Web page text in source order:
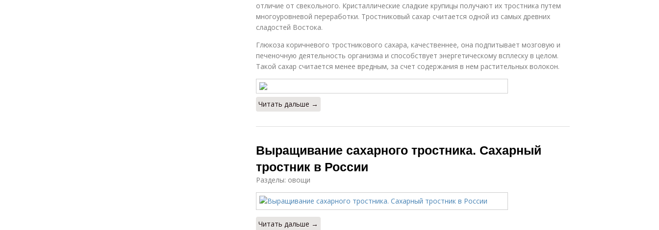
отличие от свекольного. Кристаллические сладкие крупицы получают их тростника путем
многоуровневой переработки. Тростниковый сахар считается одной из самых древних
сладостей Востока.
Глюкоза коричневого тростникового сахара, качественнее, она подпитывает мозговую и
печеночную деятельность организма и способствует энергетическому всплеску в целом.
Такой сахар считается менее вредным, за счет содержания в нем растительных волокон.
Читать дальше →
Выращивание сахарного тростника. Сахарный
тростник в России
Разделы: овощи
Читать дальше →